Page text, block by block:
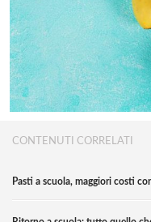
CONTENUTI CORRELATI
Pasti a scuola, maggiori costi